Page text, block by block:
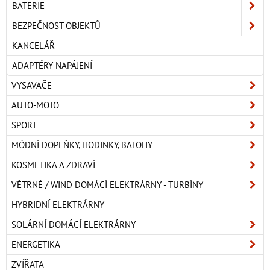
BATERIE
BEZPEČNOST OBJEKTŮ
KANCELÁŘ
ADAPTÉRY NAPÁJENÍ
VYSAVAČE
AUTO-MOTO
SPORT
MÓDNÍ DOPLŇKY, HODINKY, BATOHY
KOSMETIKA A ZDRAVÍ
VĚTRNÉ / WIND DOMÁCÍ ELEKTRÁRNY - TURBÍNY
HYBRIDNÍ ELEKTRÁRNY
SOLÁRNÍ DOMÁCÍ ELEKTRÁRNY
ENERGETIKA
ZVÍŘATA